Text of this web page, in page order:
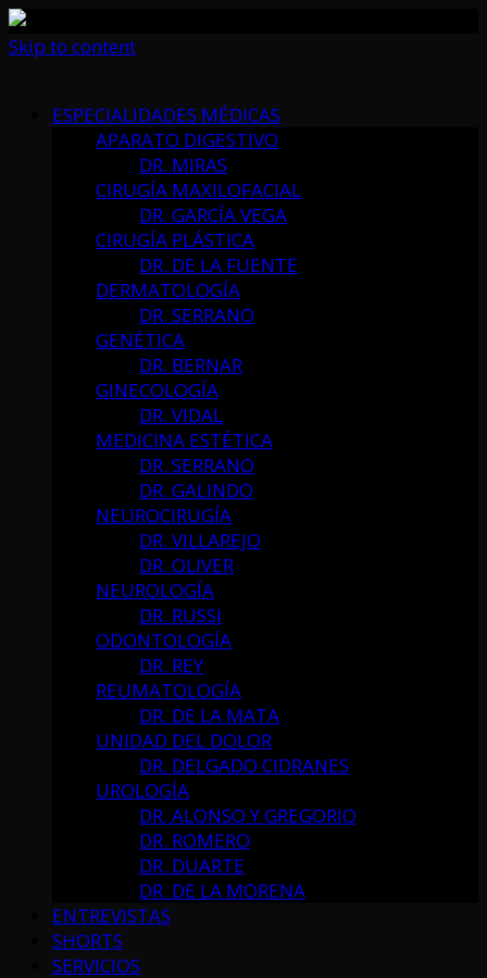
Skip to content
ESPECIALIDADES MÉDICAS
APARATO DIGESTIVO
DR. MIRAS
CIRUGÍA MAXILOFACIAL
DR. GARCÍA VEGA
CIRUGÍA PLÁSTICA
DR. DE LA FUENTE
DERMATOLOGÍA
DR. SERRANO
GENÉTICA
DR. BERNAR
GINECOLOGÍA
DR. VIDAL
MEDICINA ESTÉTICA
DR. SERRANO
DR. GALINDO
NEUROCIRUGÍA
DR. VILLAREJO
DR. OLIVER
NEUROLOGÍA
DR. RUSSI
ODONTOLOGÍA
DR. REY
REUMATOLOGÍA
DR. DE LA MATA
UNIDAD DEL DOLOR
DR. DELGADO CIDRANES
UROLOGÍA
DR. ALONSO Y GREGORIO
DR. ROMERO
DR. DUARTE
DR. DE LA MORENA
ENTREVISTAS
SHORTS
SERVICIOS